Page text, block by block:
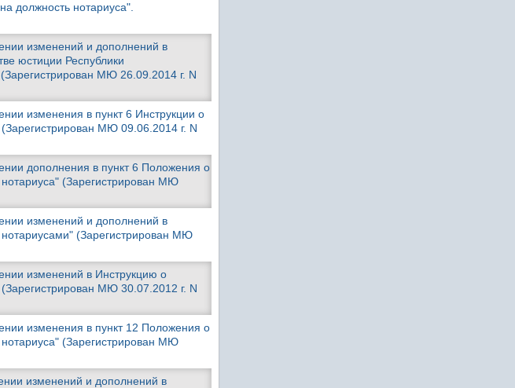
должность нотариуса".
изменений и дополнений в
юстиции Республики
МЮ 26.09.2014 г. N
изменения в пункт 6 Инструкции о
МЮ 09.06.2014 г. N
дополнения в пункт 6 Положения о
(Зарегистрирован МЮ
изменений и дополнений в
(Зарегистрирован МЮ
изменений в Инструкцию о
МЮ 30.07.2012 г. N
изменения в пункт 12 Положения о
(Зарегистрирован МЮ
изменений и дополнений в